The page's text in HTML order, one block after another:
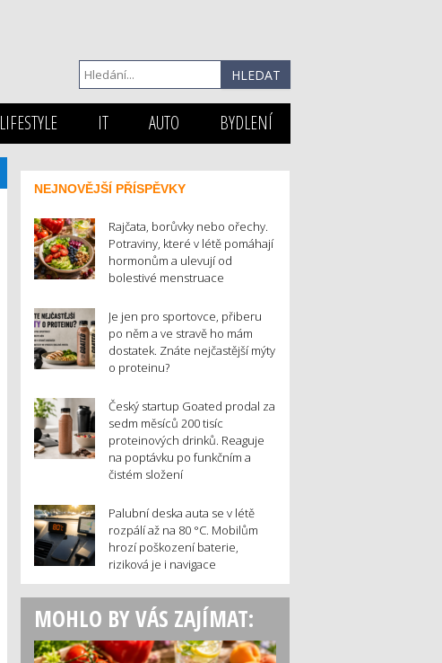
LIFESTYLE IT AUTO BYDLENÍ
NEJNOVĚJŠÍ PŘÍSPĚVKY
Rajčata, borůvky nebo ořechy.
Potraviny, které v létě pomáhají
hormonům a ulevují od
bolestivé menstruace
Je jen pro sportovce, přiberu
po něm a ve stravě ho mám
dostatek. Znáte nejčastější mýty
o proteinu?
Český startup Goated prodal za
sedm měsíců 200 tisíc
proteinových drinků. Reaguje
na poptávku po funkčním a
čistém složení
Palubní deska auta se v létě
rozpálí až na 80 °C. Mobilům
hrozí poškození baterie,
riziková je i navigace
MOHLO BY VÁS ZAJÍMAT: